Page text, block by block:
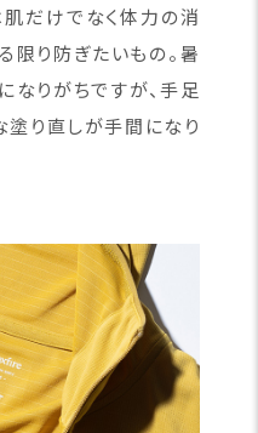
だけでなく体力の消
限り防ぎたいもの。暑
なりがちですが、手足
り直しが手間になり